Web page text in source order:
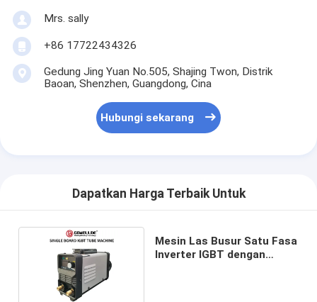
Mrs. sally
+86 17722434326
Gedung Jing Yuan No.505, Shajing Twon, Distrik
Baoan, Shenzhen, Guangdong, Cina
Hubungi sekarang
Dapatkan Harga Terbaik Untuk
Mesin Las Busur Satu Fasa
Inverter IGBT dengan